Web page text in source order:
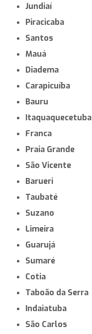
Jundiaí
Piracicaba
Santos
Mauá
Diadema
Carapicuíba
Bauru
Itaquaquecetuba
Franca
Praia Grande
São Vicente
Barueri
Taubaté
Suzano
Limeira
Guarujá
Sumaré
Cotia
Taboão da Serra
Indaiatuba
São Carlos